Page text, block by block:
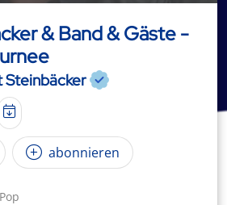
& Band & Gäste -
Steinbäcker
abonnieren